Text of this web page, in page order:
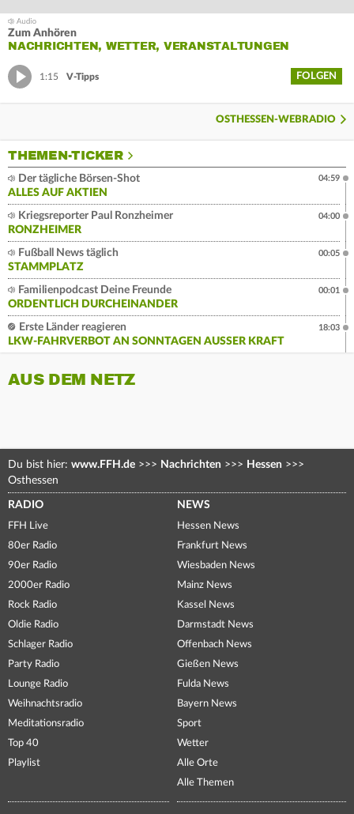
Zum Anhören
NACHRICHTEN, WETTER, VERANSTALTUNGEN
1:15 V-Tipps FOLGEN
OSTHESSEN-WEBRADIO
THEMEN-TICKER
Der tägliche Börsen-Shot
ALLES AUF AKTIEN
04:59
Kriegsreporter Paul Ronzheimer
RONZHEIMER
04:00
Fußball News täglich
STAMMPLATZ
00:05
Familienpodcast Deine Freunde
ORDENTLICH DURCHEINANDER
00:01
Erste Länder reagieren
LKW-FAHRVERBOT AN SONNTAGEN AUSSER KRAFT
18:03
AUS DEM NETZ
Du bist hier: www.FFH.de >>> Nachrichten >>> Hessen >>>
Osthessen
RADIO
FFH Live
80er Radio
90er Radio
2000er Radio
Rock Radio
Oldie Radio
Schlager Radio
Party Radio
Lounge Radio
Weihnachtsradio
Meditationsradio
Top 40
Playlist
NEWS
Hessen News
Frankfurt News
Wiesbaden News
Mainz News
Kassel News
Darmstadt News
Offenbach News
Gießen News
Fulda News
Bayern News
Sport
Wetter
Alle Orte
Alle Themen